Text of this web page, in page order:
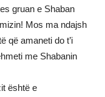
gruan e Shaban
Mos ma ndajsh
që amaneti do t’i
me Shabanin
është e